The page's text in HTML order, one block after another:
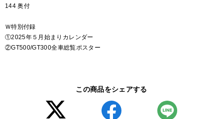
144 奥付
Ｗ特別付録
①2025年５月始まりカレンダー
②GT500/GT300全車総覧ポスター
この商品をシェアする